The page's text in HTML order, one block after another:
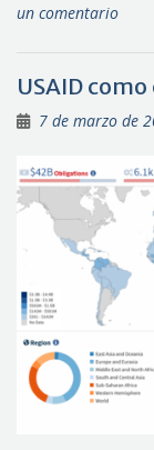
un comentario
USAID
7 de marzo de